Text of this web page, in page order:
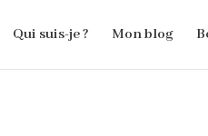
Qui suis-je ? Mon blog